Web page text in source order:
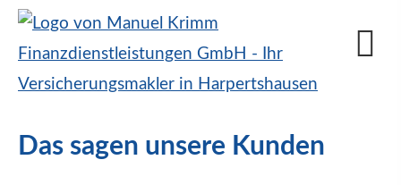
Das sagen unsere Kunden